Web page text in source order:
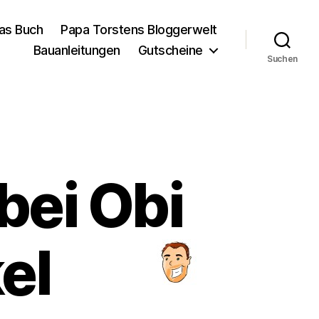
Buch
Papa Torstens Bloggerwelt
Bauanleitungen
Gutscheine
Suchen
Obi